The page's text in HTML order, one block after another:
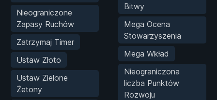
Nieograniczone
Zapasy Ruchów
Zatrzymaj Timer
Ustaw Złoto
Ustaw Zielone
Żetony
Bitwy
Mega Ocena
Stowarzyszenia
Mega Wkład
Nieograniczona
liczba Punktów
Rozwoju